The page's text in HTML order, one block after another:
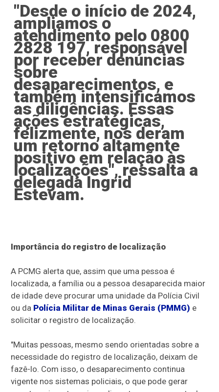
"Desde o início de 2024,
ampliamos o
atendimento pelo 0800
2828 197, responsável
por receber denúncias
sobre
desaparecimentos, e
também intensificamos
as diligências. Essas
ações estratégicas,
felizmente, nos deram
um retorno altamente
positivo em relação às
localizações", ressalta a
delegada Ingrid
Estevam.
Importância do registro de localização
A PCMG alerta que, assim que uma pessoa é
localizada, a família ou a pessoa desaparecida maior
de idade deve procurar uma unidade da Polícia Civil
ou da Polícia Militar de Minas Gerais (PMMG) e
solicitar o registro de localização.
"Muitas pessoas, mesmo sendo orientadas sobre a
necessidade do registro de localização, deixam de
fazê-lo. Com isso, o desaparecimento continua
vigente nos sistemas policiais, o que pode gerar